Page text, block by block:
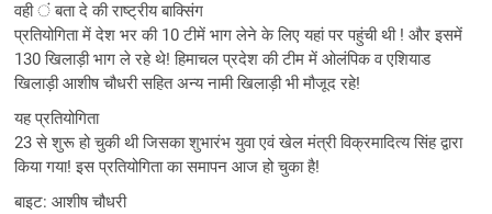
वही ं बता दे की राष्ट्रीय बाक्सिंग
प्रतियोगिता में देश भर की 10 टीमें भाग लेने के लिए यहां पर पहुंची थी ! और इसमें
130 खिलाड़ी भाग ले रहे थे! हिमाचल प्रदेश की टीम में ओलंपिक व एशियाड
खिलाड़ी आशीष चौधरी सहित अन्य नामी खिलाड़ी भी मौजूद रहे!
यह प्रतियोगिता
23 से शुरू हो चुकी थी जिसका शुभारंभ युवा एवं खेल मंत्री विक्रमादित्य सिंह द्वारा
किया गया! इस प्रतियोगिता का समापन आज हो चुका है!
बाइट: आशीष चौधरी